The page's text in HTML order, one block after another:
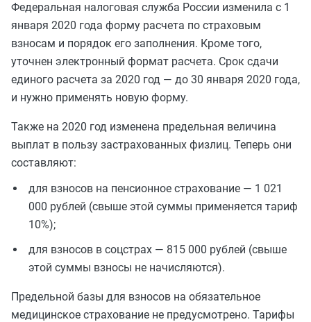
Федеральная налоговая служба России изменила с 1
января 2020 года форму расчета по страховым
взносам и порядок его заполнения. Кроме того,
уточнен электронный формат расчета. Срок сдачи
единого расчета за 2020 год — до 30 января 2020 года,
и нужно применять новую форму.
Также на 2020 год изменена предельная величина
выплат в пользу застрахованных физлиц. Теперь они
составляют:
для взносов на пенсионное страхование — 1 021
000 рублей (свыше этой суммы применяется тариф
10%);
для взносов в соцстрах — 815 000 рублей (свыше
этой суммы взносы не начисляются).
Предельной базы для взносов на обязательное
медицинское страхование не предусмотрено. Тарифы